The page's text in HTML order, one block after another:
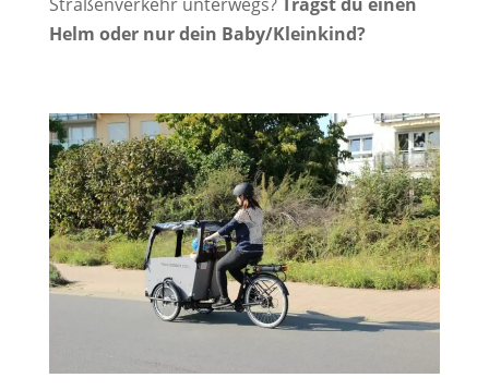
Helm oder nur dein Baby/Kleinkind?